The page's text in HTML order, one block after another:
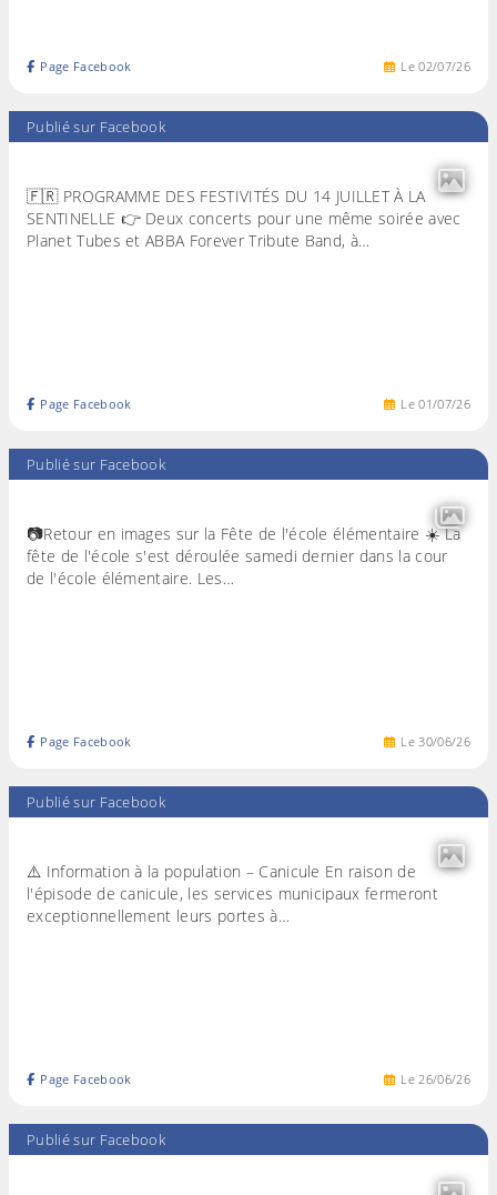
Le02/07/26
Page Facebook
Publié sur Facebook
🇫🇷 PROGRAMME DES FESTIVITÉS DU 14 JUILLET À LA
SENTINELLE 👉 Deux concerts pour une même soirée avec
Planet Tubes et ABBA Forever Tribute Band, à…
Le01/07/26
Page Facebook
Publié sur Facebook
📷Retour en images sur la Fête de l'école élémentaire ☀️ La
fête de l'école s'est déroulée samedi dernier dans la cour
de l'école élémentaire. Les…
Le30/06/26
Page Facebook
Publié sur Facebook
⚠️ Information à la population – Canicule En raison de
l'épisode de canicule, les services municipaux fermeront
exceptionnellement leurs portes à…
Le26/06/26
Page Facebook
Publié sur Facebook